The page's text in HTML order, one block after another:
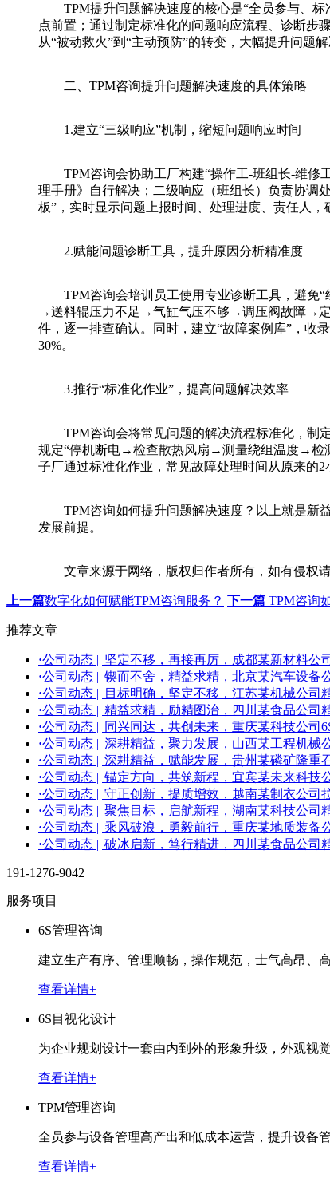
TPM提升问题解决速度的核心是“全员参与、标
点前置；通过制定标准化的问题响应流程、诊断步
从“被动救火”到“主动预防”的转变，大幅提升问题解
二、TPM咨询提升问题解决速度的具体策略
1.建立“三级响应”机制，缩短问题响应时间
TPM咨询会协助工厂构建“操作工-班组长-维修工
理手册》自行解决；二级响应（班组长）负责协调
板”，实时显示问题上报时间、处理进度、责任人
2.赋能问题诊断工具，提升原因分析精准度
TPM咨询会培训员工使用专业诊断工具，避免“
→送料辊压力不足→气缸气压不够→调压阀故障→定
件，逐一排查确认。同时，建立“故障案例库”，收
30%。
3.推行“标准化作业”，提高问题解决效率
TPM咨询会将常见问题的解决流程标准化，制定
规定“停机断电→检查散热风扇→测量绕组温度→检
子厂通过标准化作业，常见故障处理时间从原来的2
TPM咨询如何提升问题解决速度？以上就是新益
发展前提。
文章来源于网络，版权归作者所有，如有侵权请
上一篇数字化如何赋能TPM咨询服务？ 下一篇 TPM咨询
推荐文章
·公司动态 || 坚定不移，再接再厉，成都某新材料
·公司动态 || 锲而不舍，精益求精，北京某汽车设备
·公司动态 || 目标明确，坚定不移，江苏某机械公司
·公司动态 || 精益求精，励精图治，四川某食品公司
·公司动态 || 同兴同达，共创未来，重庆某科技公司
·公司动态 || 深耕精益，聚力发展，山西某工程机械
·公司动态 || 深耕精益，赋能发展，贵州某磷矿隆重
·公司动态 || 锚定方向，共筑新程，宜宾某未来科技
·公司动态 || 守正创新，提质增效，越南某制衣公司
·公司动态 || 聚焦目标，启航新程，湖南某科技公司
·公司动态 || 乘风破浪，勇毅前行，重庆某地质装备
·公司动态 || 破冰启新，笃行精进，四川某食品公司
191-1276-9042
服务项目
6S管理咨询
建立生产有序、管理顺畅，操作规范，士气高昂、
查看详情+
6S目视化设计
为企业规划设计一套由内到外的形象升级，外观视
查看详情+
TPM管理咨询
全员参与设备管理高产出和低成本运营，提升设备
查看详情+